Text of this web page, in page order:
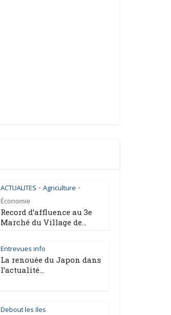
ACTUALITES • Agriculture •
Économie
Record d’affluence au 3e
Marché du Village de...
Entrevues info
La renouée du Japon dans
l’actualité...
Debout les Iles